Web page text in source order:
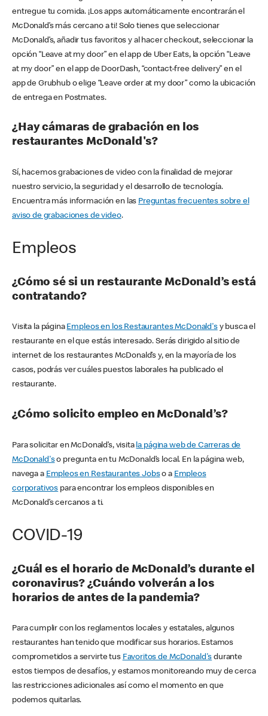
entregue tu comida. ¡Los apps automáticamente encontrarán el
McDonald’s más cercano a ti! Solo tienes que seleccionar
McDonald’s, añadir tus favoritos y al hacer checkout, seleccionar la
opción “Leave at my door” en el app de Uber Eats, la opción “Leave
at my door” en el app de DoorDash, “contact-free delivery” en el
app de Grubhub o elige “Leave order at my door” como la ubicación
de entrega en Postmates.
¿Hay cámaras de grabación en los
restaurantes McDonald's?
Sí, hacemos grabaciones de video con la finalidad de mejorar
nuestro servicio, la seguridad y el desarrollo de tecnología.
Encuentra más información en las Preguntas frecuentes sobre el
aviso de grabaciones de video.
Empleos
¿Cómo sé si un restaurante McDonald’s está
contratando?
Visita la página Empleos en los Restaurantes McDonald'sy busca el
restaurante en el que estás interesado. Serás dirigido al sitio de
internet de los restaurantes McDonald’s y, en la mayoría de los
casos, podrás ver cuáles puestos laborales ha publicado el
restaurante.
¿Cómo solicito empleo en McDonald’s?
Para solicitar en McDonald’s, visita la página web de Carreras de
McDonald'so pregunta en tu McDonald’s local. En la página web,
navega a Empleos en Restaurantes Jobso a Empleos
corporativos para encontrar los empleos disponibles en
McDonald’s cercanos a ti.
COVID-19
¿Cuál es el horario de McDonald’s durante el
coronavirus? ¿Cuándo volverán a los
horarios de antes de la pandemia?
Para cumplir con los reglamentos locales y estatales, algunos
restaurantes han tenido que modificar sus horarios. Estamos
comprometidos a servirte tus Favoritos de McDonald's durante
estos tiempos de desafíos, y estamos monitoreando muy de cerca
las restricciones adicionales así como el momento en que
podemos quitarlas.